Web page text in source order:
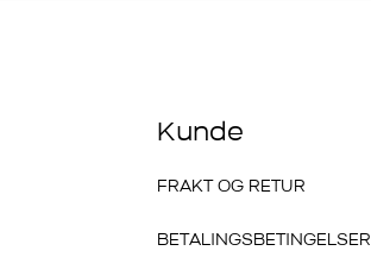
Kunde
FRAKT OG RETUR
BETALINGSBETINGELSER